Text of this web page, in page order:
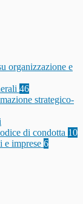
organizzazione e
46
strategico-
di condotta 10
e imprese 6